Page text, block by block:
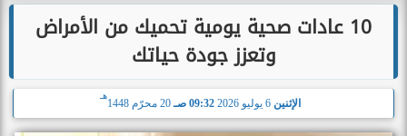
10 عادات صحية يومية تحميك من الأمراض
وتعزز جودة حياتك
الإثنين 6 يوليو 2026 09:32 صـ 20 محرّم 1448
هـ